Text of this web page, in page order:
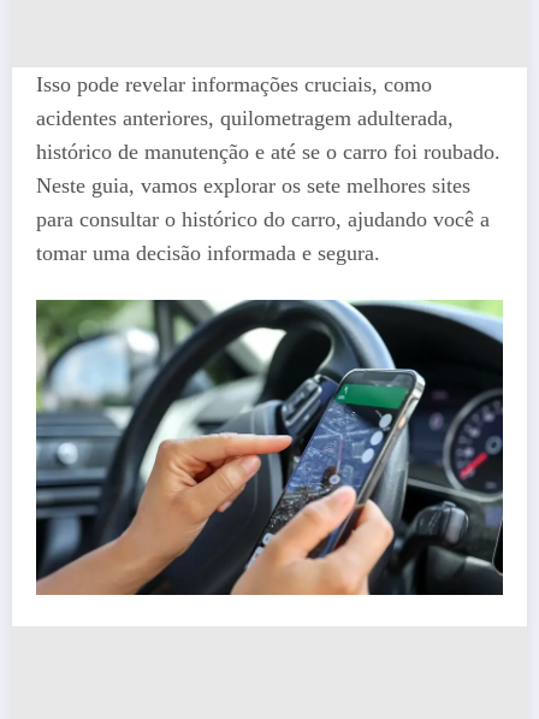
Isso pode revelar informações cruciais, como
acidentes anteriores, quilometragem adulterada,
histórico de manutenção e até se o carro foi roubado.
Neste guia, vamos explorar os sete melhores sites
para consultar o histórico do carro, ajudando você a
tomar uma decisão informada e segura.